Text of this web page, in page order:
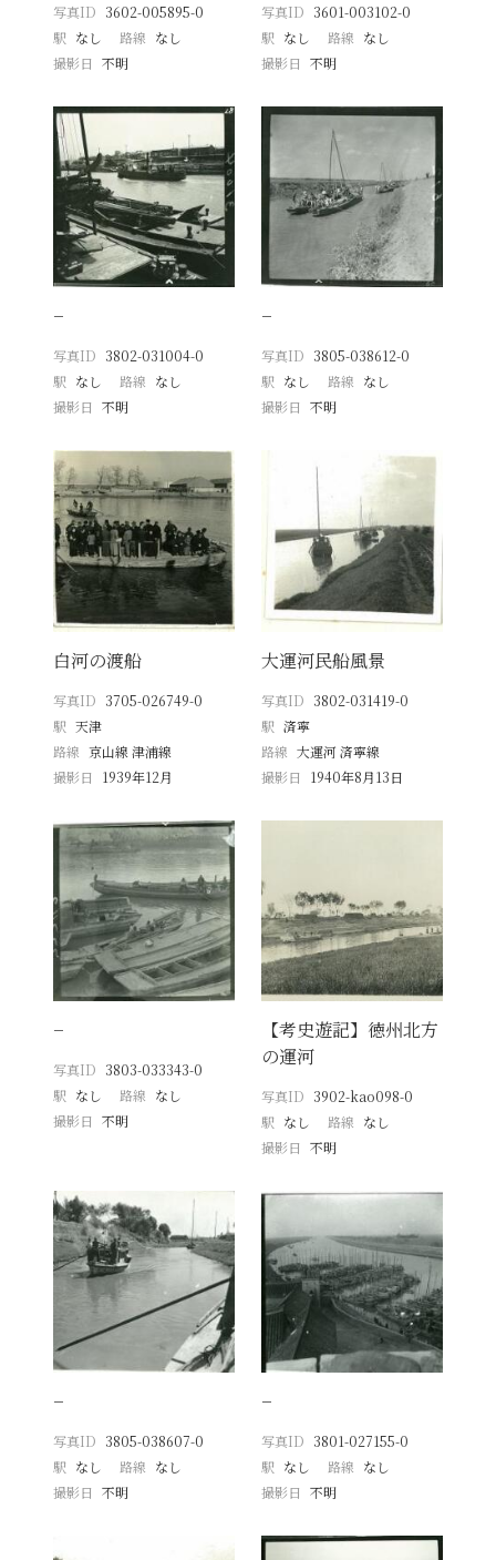
写真ID 3602-005895-0
駅 なし 路線 なし
撮影日
不明
写真ID 3601-003102-0
駅 なし 路線 なし
撮影日 不明
−
写真ID 3802-031004-0
駅 なし 路線 なし
撮影日
不明
−
写真ID 3805-038612-0
駅 なし 路線 なし
撮影日 不明
白河の渡船
写真ID 3705-026749-0
駅 天津
路線 京山線 津浦線
撮影日
1939年12月
大運河民船風景
写真ID 3802-031419-0
駅 済寧
路線 大運河 済寧線
撮影日
1940年8月13日
−
写真ID 3803-033343-0
駅 なし 路線 なし
撮影日
不明
【考史遊記】徳州北方
の運河
写真ID 3902-kao098-0
駅 なし 路線 なし
撮影日 不明
−
写真ID 3805-038607-0
駅 なし 路線 なし
撮影日
不明
−
写真ID 3801-027155-0
駅 なし 路線 なし
撮影日 不明